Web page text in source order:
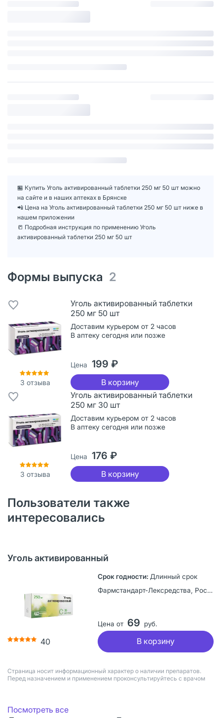
🏪 Купить Уголь активированный таблетки 250 мг 50 шт можно
на сайте и в наших аптеках в Брянске
📲 Цена на Уголь активированный таблетки 250 мг 50 шт ниже в
нашем приложении
📒 Подробная инструкция по применению Уголь
активированный таблетки 250 мг 50 шт
Формы выпуска 2
3 отзыва
Уголь активированный таблетки
250 мг 50 шт
Доставим курьером от 2 часов
В аптеку сегодня или позже
Цена 199 ₽
В корзину
3 отзыва
Уголь активированный таблетки
250 мг 30 шт
Доставим курьером от 2 часов
В аптеку сегодня или позже
Цена 176 ₽
В корзину
Пользователи также
интересовались
Уголь активированный
40
Длинный срок
Фармстандарт-Лексредства, Россия
Цена от 69 руб.
В корзину
Страница носит информационный характер о наличии препаратов.
Перед назначением и применением проконсультируйтесь с врачом
Посмотреть все